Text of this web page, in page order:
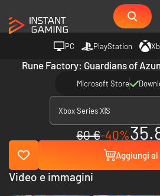
PC PlayStation
Rune Factory: Guardians of
Microsoft Store
Xbox Series X|S
60 €-40%
Aggiungi
Video e immagini